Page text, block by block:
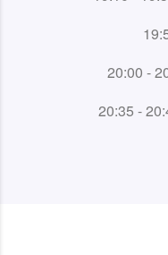
20:00 -
20:35 -